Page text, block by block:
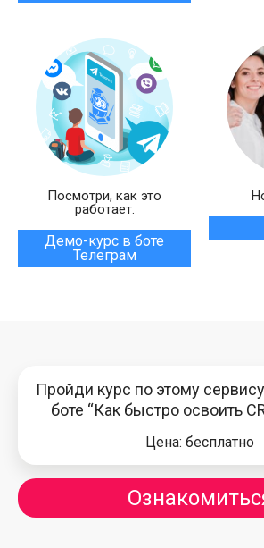
Посмотри, как это
работает.
Демо-курс в боте
Телеграм
Пройди курс по этому
боте “Как быстро освоить
Цена: бесплатно